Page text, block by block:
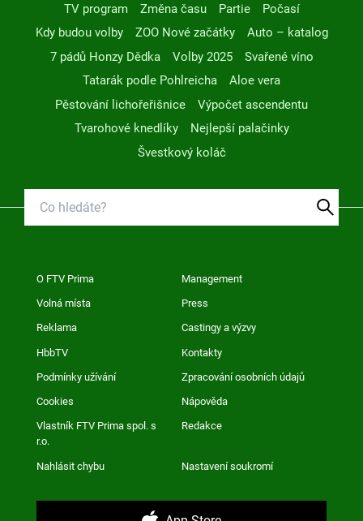
TV program
Změna času Partie
Počasí
Kdy budou volby
ZOO Nové začátky
Auto – katalog
7 pádů Honzy Dědka
Volby 2025
Svařené víno
Tatarák podle Pohlreicha
Aloe vera
Pěstování lichořeřišnice
Výpočet ascendentu
Tvarohové knedlíky
Nejlepší palačinky
Švestkový koláč
O FTV Prima Management
Volná místa Press
Reklama Castingy a výzvy
HbbTV Kontakty
Podmínky užívání Zpracování osobních údajů
Cookies Nápověda
Vlastník FTV Prima spol. s
r.o.
Redakce
Nahlásit chybu Nastavení soukromí